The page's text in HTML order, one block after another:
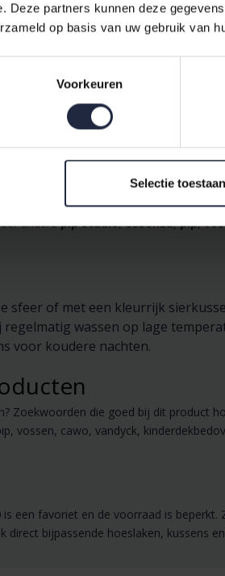
Deze partners kunnen deze
op basis van uw gebruik van
Voorkeuren
Selectie toestaan
molton en kussensloop
alles wat je nodig
om je bed compleet te maken: een
sierkussen. Voor een harmonieuze
badjassen (dames badjas,
anderepip studio,essenza,pip,
sfeer of met een kleurrijk
wassen op lage
voor koudere nachten.
die goed bij dit product
vossen, cawo, vandyck,
is een favoriet en de voorraad is
bijpassende hoeslaken, kussens